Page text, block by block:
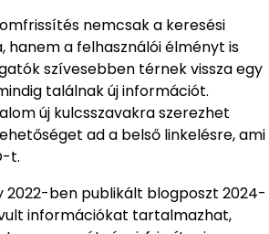
nemcsak a keresési
hanem a felhasználói élményt is
szívesebben térnek vissza egy
találnak új információt.
új kulcsszavakra szerezhet
ad a belső linkelésre, ami
t.
2022-ben publikált blogposzt 2024-
információkat tartalmazhat,